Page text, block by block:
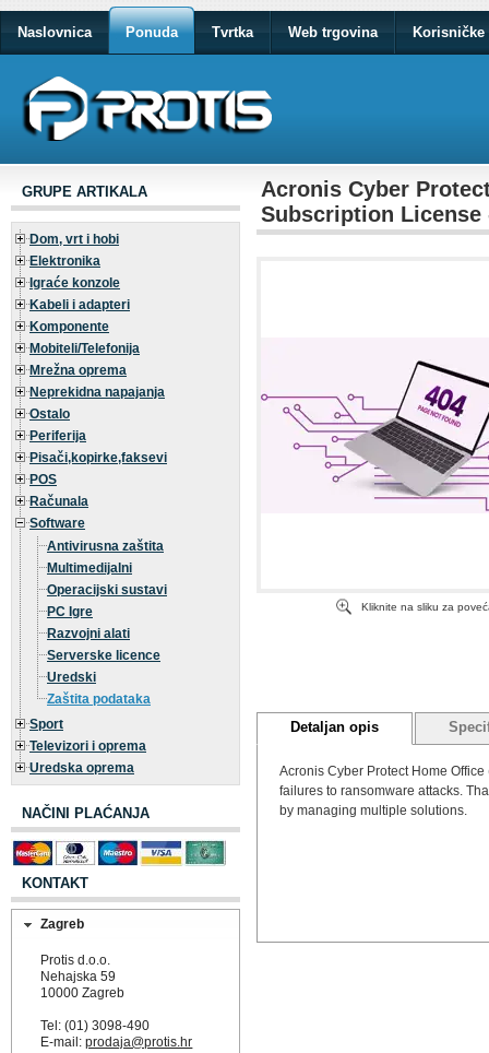
Naslovnica Ponuda Tvrtka Web trgovina Korisničke
GRUPE ARTIKALA
Dom, vrt i hobi
Elektronika
Igraće konzole
Kabeli i adapteri
Komponente
Mobiteli/Telefonija
Mrežna oprema
Neprekidna napajanja
Ostalo
Periferija
Pisači,kopirke,faksevi
POS
Računala
Software
Antivirusna zaštita
Multimedijalni
Operacijski sustavi
PC Igre
Razvojni alati
Serverske licence
Uredski
Zaštita podataka
Sport
Televizori i oprema
Uredska oprema
NAČINI PLAĆANJA
KONTAKT
Zagreb
Protis d.o.o.
Nehajska 59
10000 Zagreb
Tel: (01) 3098-490
E-mail:prodaja@protis.hr
Acronis Cyber
Subscription License
Kliknite na sliku za
Detaljan opis
Acronis Cyber Protect Home
failures to ransomware attacks.
by managing multiple solutions.